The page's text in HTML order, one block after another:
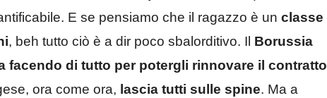
E se pensiamo che il ragazzo è un classe
, beh tutto ciò è a dir poco sbalorditivo. Il Borussia
facendo di tutto per potergli rinnovare il contratto
ora come ora, lascia tutti sulle spine. Ma a